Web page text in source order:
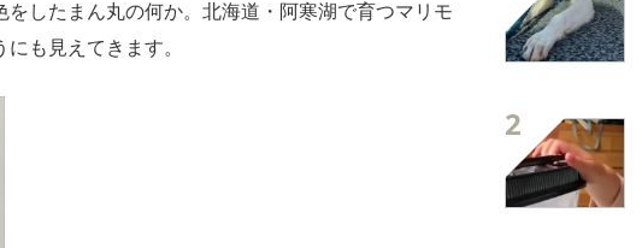
したまん丸の何か。北海道・阿寒湖で育つマリモ
も見えてきます。
2